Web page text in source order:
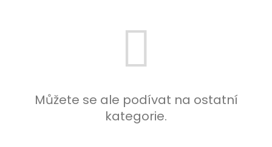
Můžete se ale podívat na ostatní
kategorie.